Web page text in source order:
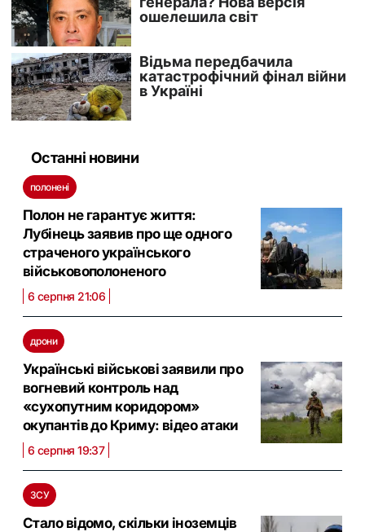
Останні новини
полонені
Полон не гарантує життя:
Лубінець заявив про ще одного
страченого українського
військовополоненого
6 серпня 21:06
дрони
Українські військові заявили про
вогневий контроль над
«сухопутним коридором»
окупантів до Криму: відео атаки
6 серпня 19:37
ЗСУ
Стало відомо, скільки іноземців